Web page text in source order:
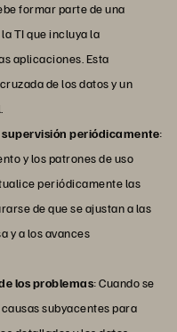
formar parte de una
TI que incluya la
aplicaciones. Esta
de los datos y un
periódicamente:
y los patrones de uso
periódicamente las
de que se ajustan a las
y a los avances
los problemas: Cuando se
subyacentes para